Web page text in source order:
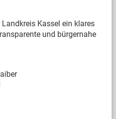
Kassel ein klares
und bürgernahe